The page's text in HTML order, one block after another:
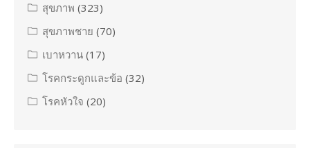
สุขภาพ (323)
สุขภาพชาย (70)
เบาหวาน (17)
โรคกระดูกและข้อ (32)
โรคหัวใจ (20)